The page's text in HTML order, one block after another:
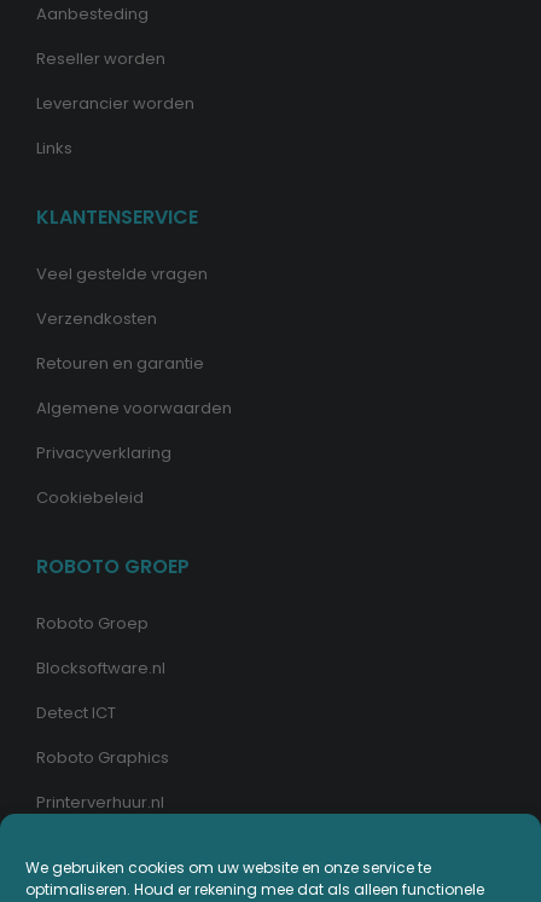
We gebruiken cookies om uw website en onze service te
optimaliseren. Houd er rekening mee dat als alleen functionele
Aanbesteding
Reseller worden
Leverancier worden
Links
KLANTENSERVICE
Veel gestelde vragen
Verzendkosten
Retouren en garantie
Algemene voorwaarden
Privacyverklaring
Cookiebeleid
ROBOTO GROEP
Roboto Groep
Blocksoftware.nl
Detect ICT
Roboto Graphics
Printerverhuur.nl
MIJN PRINTERPLAZA.NL